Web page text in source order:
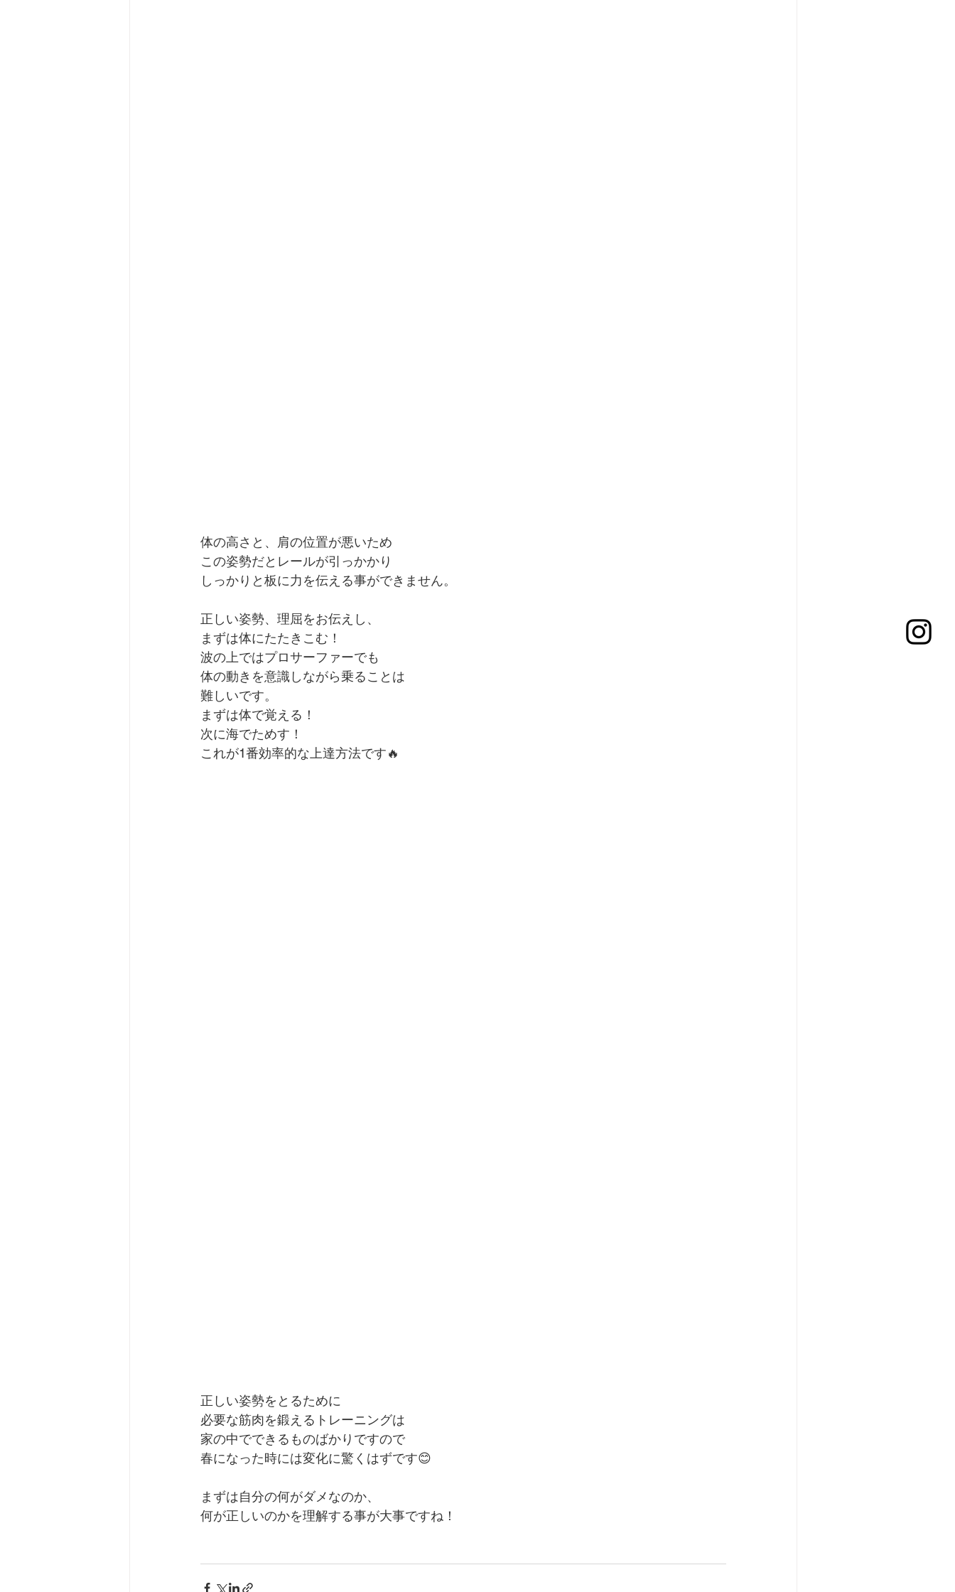
体の高さと、肩の位置が悪いため
この姿勢だとレールが引っかかり
しっかりと板に力を伝える事ができません。
正しい姿勢、理屈をお伝えし、
まずは体にたたきこむ！
波の上ではプロサーファーでも
体の動きを意識しながら乗ることは
難しいです。
まずは体で覚える！
次に海でためす！
これが1番効率的な上達方法です🔥
正しい姿勢をとるために
必要な筋肉を鍛えるトレーニングは
家の中でできるものばかりですので
春になった時には変化に驚くはずです😊
まずは自分の何がダメなのか、
何が正しいのかを理解する事が大事ですね！